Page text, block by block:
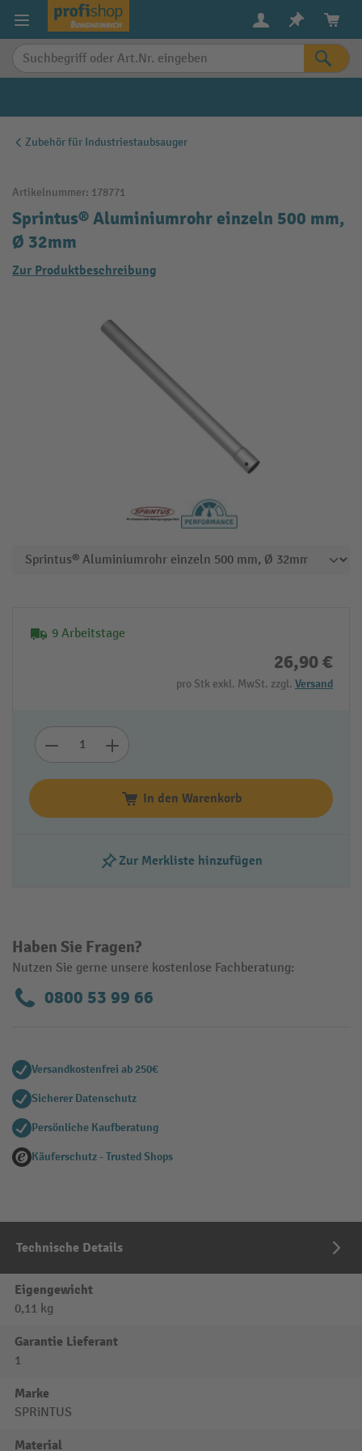
springen
Zubehör für Industriestaubsauger
Artikelnummer: 178771
Sprintus® Aluminiumrohr einzeln 500 mm,
Ø 32mm
Zur Produktbeschreibung
9 Arbeitstage
26,90 €
pro Stk exkl. MwSt. zzgl. Versand
In den Warenkorb
Zur Merkliste hinzufügen
Haben Sie Fragen?
Nutzen Sie gerne unsere kostenlose Fachberatung:
0800 53 99 66
Versandkostenfrei ab 250€
Sicherer Datenschutz
Persönliche Kaufberatung
Käuferschutz - Trusted Shops
Technische Details
Eigengewicht
0,11 kg
Garantie Lieferant
1
Marke
SPRiNTUS
Material